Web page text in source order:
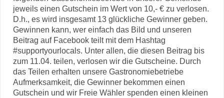
jeweils einen Gutschein im Wert von 10,- € zu verlosen.
D.h., es wird insgesamt 13 glückliche Gewinner geben.
Gewinnen kann, wer einfach das Bild und unseren
Beitrag auf Facebook teilt mit dem Hashtag
#supportyourlocals. Unter allen, die diesen Beitrag bis
zum 11.04. teilen, verlosen wir die Gutscheine. Durch
das Teilen erhalten unsere Gastronomiebetriebe
Aufmerksamkeit, die Gewinner bekommen einen
Gutschein und wir Freie Wähler spenden einen kleinen